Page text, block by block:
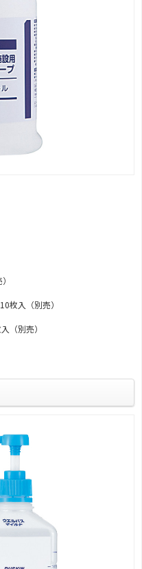
枚入（別売）
（別売）